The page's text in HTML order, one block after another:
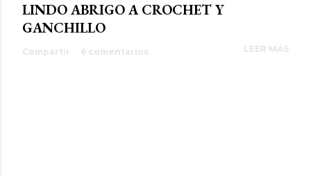
LINDO ABRIGO A CROCHET Y
GANCHILLO
Compartir 6 comentarios LEER MÁS